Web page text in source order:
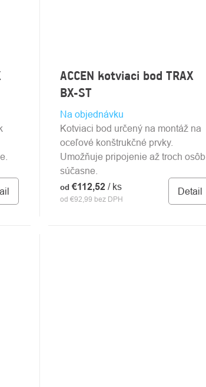
ACCEN kotviaci bod TRAX
BX-ST
Na objednávku
od €92,99 bez DPH
od €112,52 / ks Detail
Kotviaci bod určený na montáž na
oceľové konštrukčné prvky.
Umožňuje pripojenie až troch osôb
súčasne.